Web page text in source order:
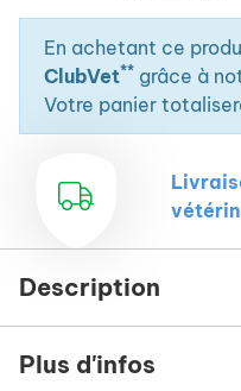
En achetant ce
ClubVet** grâce à
Votre panier
Description
Plus d'infos